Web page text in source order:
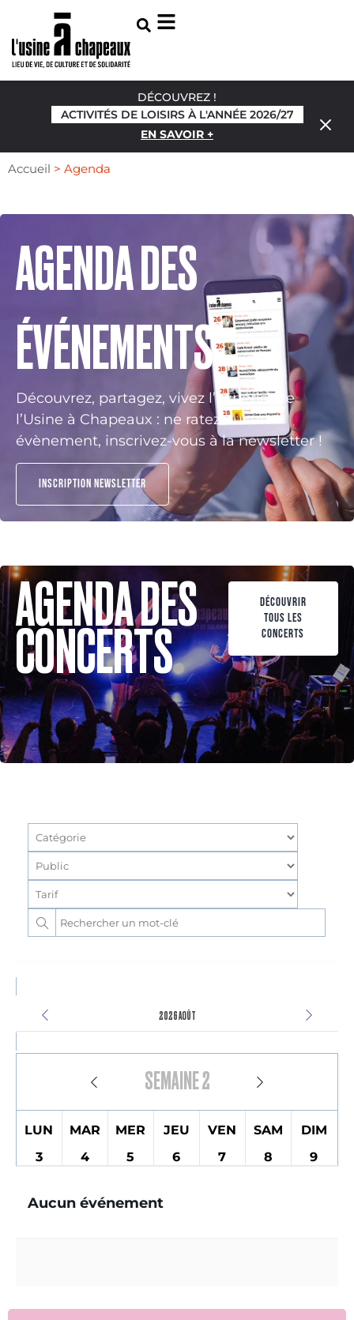
DÉCOUVREZ !
ACTIVITÉS DE LOISIRS À L'ANNÉE 2026/27
EN SAVOIR +
Accueil > Agenda
AGENDA DES
ÉVÉNEMENTS
Découvrez, partagez, vivez l’expérience
l’Usine à Chapeaux : ne ratez aucun
évènement, inscrivez-vous à la newsletter !
INSCRIPTION NEWSLETTER
AGENDA DES
CONCERTS
DÉCOUVRIR
TOUS LES
CONCERTS
2026 AOÛT
SEMAINE2
LUN
3
MAR
4
MER
5
JEU
6
VEN
7
SAM
8
DIM
9
Aucun événement